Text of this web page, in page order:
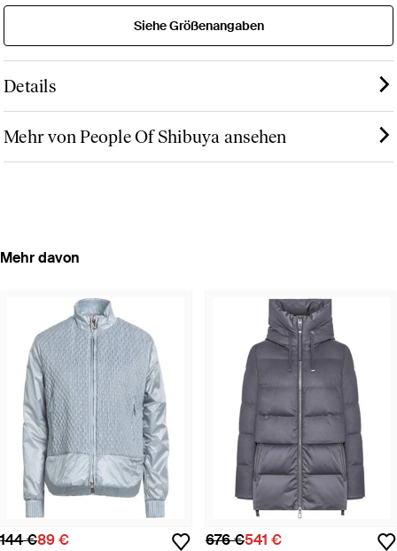
Siehe Größenangaben
Details
Mehr von People Of Shibuya ansehen
Mehr davon
144 €89 € 676 €541 €